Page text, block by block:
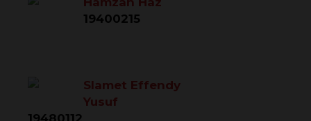
19400215
Slamet Effendy
Yusuf
19480112